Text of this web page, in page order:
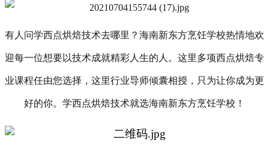
有人问学西点烘焙技术去哪里？海南新东方烹饪学校热情地欢
迎每一位想要以技术成就精彩人生的人。这里多项西点烘焙专
业课程任由您选择，这里行业导师倾囊相授，只为让你成为更
好的你。学西点烘焙技术就选海南新东方烹饪学校！